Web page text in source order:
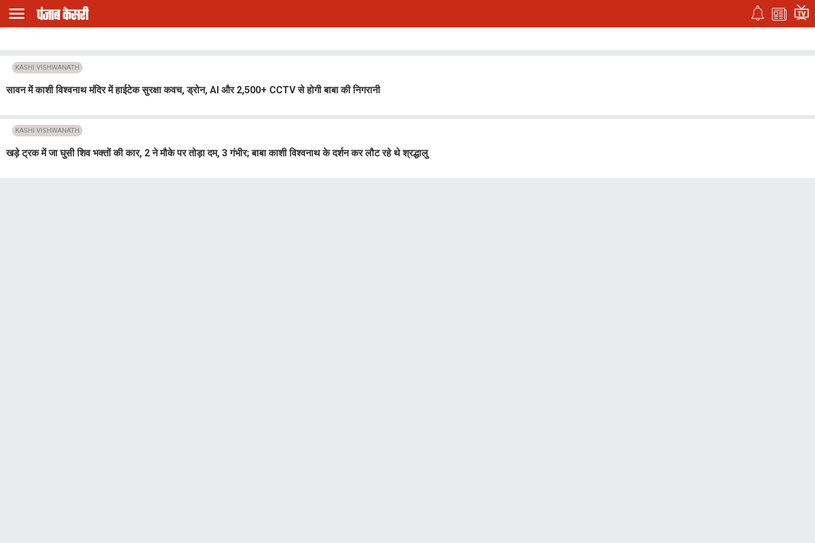
KASHI VISHWANATH
सावन में काशी विश्वनाथ मंदिर में हाईटेक सुरक्षा कवच, ड्रोन, AI और 2,500+ CCTV से होगी बाबा की निगरानी
KASHI VISHWANATH
खड़े ट्रक में जा घुसी शिव भक्तों की कार, 2 ने मौके पर तोड़ा दम, 3 गंभीर; बाबा काशी विश्वनाथ के दर्शन कर लौट रहे थे श्रद्धालु